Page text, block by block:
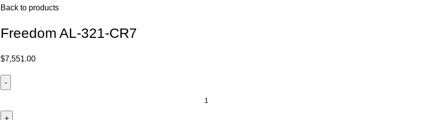
Back to products
Freedom AL-321-CR7
$7,551.00